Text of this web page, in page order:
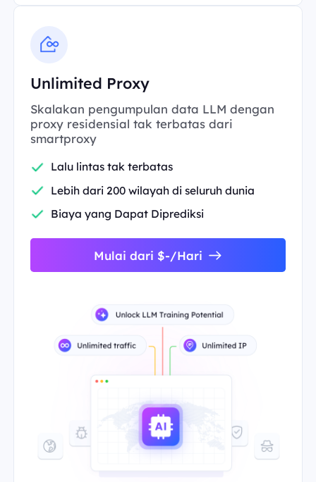
Unlimited Proxy
Skalakan pengumpulan data LLM dengan
proxy residensial tak terbatas dari
smartproxy
Lalu lintas tak terbatas
Lebih dari 200 wilayah di seluruh dunia
Biaya yang Dapat Diprediksi
Mulai dari $-/Hari